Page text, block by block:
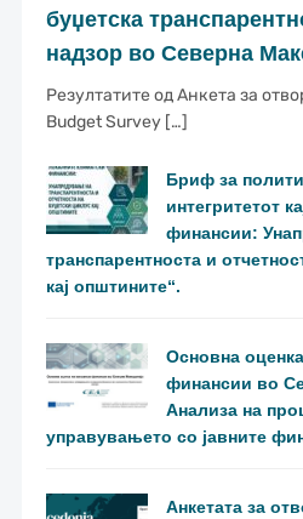
буџетска
надзор во Северна
Резултатите од Анкета за
Budget Survey […]
Бриф за
интегритетот
финансии:
транспарентноста и
кај општините“.
Основна
финансии во
Анализа на
управувањето со јавните
Анкетата за